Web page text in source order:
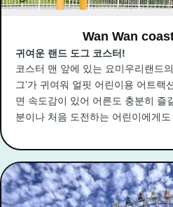
Wan Wan
귀여운 랜드 도그 코스터!
코스터 맨 앞에 있는 요미우리랜드
그’가 귀여워 얼핏 어린이용 어트랙
면 속도감이 있어 어른도 충분히 즐
분이나 처음 도전하는 어린이에게도